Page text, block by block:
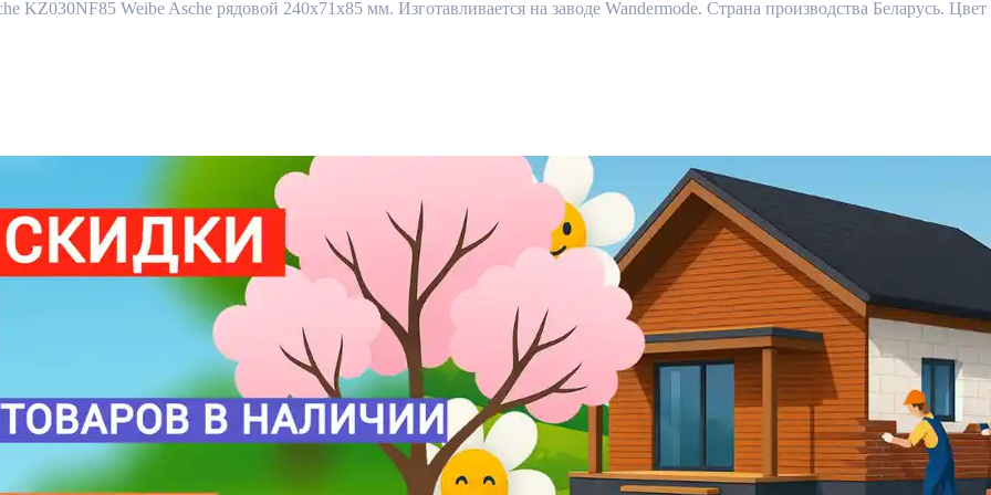
KZ030NF85 Weibe Asche рядовой 240x71x85 мм. Изготавливается на заводе Wandermode. Страна производства Беларусь. Цвет